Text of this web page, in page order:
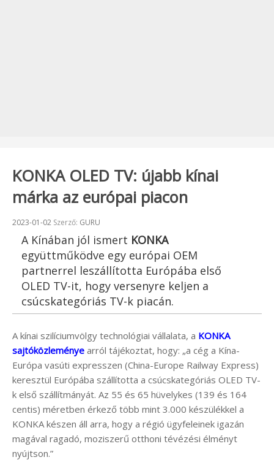
KONKA OLED TV: újabb kínai
márka az európai piacon
Beküldve:
2023-01-02 Szerző: GURU
A Kínában jól ismert KONKA
együttműködve egy európai OEM
partnerrel leszállította Európába első
OLED TV-it, hogy versenyre keljen a
csúcskategóriás TV-k piacán.
A kínai szilíciumvölgy technológiai vállalata, a KONKA
sajtóközleménye arról tájékoztat, hogy: „a cég a Kína-
Európa vasúti expresszen (China-Europe Railway Express)
keresztül Európába szállította a csúcskategóriás OLED TV-
k első szállítmányát. Az 55 és 65 hüvelykes (139 és 164
centis) méretben érkező több mint 3.000 készülékkel a
KONKA készen áll arra, hogy a régió ügyfeleinek igazán
magával ragadó, moziszerű otthoni tévézési élményt
nyújtson.”